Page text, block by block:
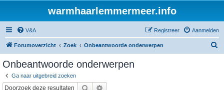
warmhaarlemmermeer.info
V&A Aanmelden
Registreer
Forumoverzicht Zoek Onbeantwoorde onderwerpen
Onbeantwoorde onderwerpen
Ga naar uitgebreid zoeken
Zoek